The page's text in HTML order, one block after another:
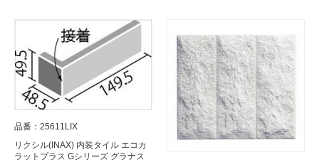
品番：25611LIX
リクシル(INAX) 内装タイル エコカ
ラットプラス Gシリーズ グラナス